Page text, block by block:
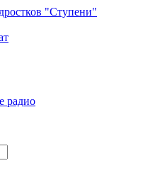
"Ступени"
радио